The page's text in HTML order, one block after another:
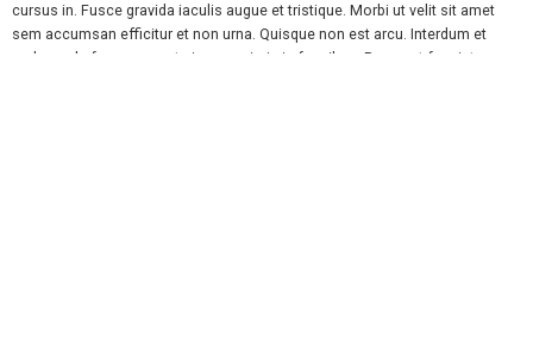
cursus in. Fusce gravida iaculis augue et tristique. Morbi ut velit sit amet
sem accumsan efficitur et non urna. Quisque non est arcu. Interdum et
malesuada fames ac ante ipsum primis in faucibus. Praesent feugiat